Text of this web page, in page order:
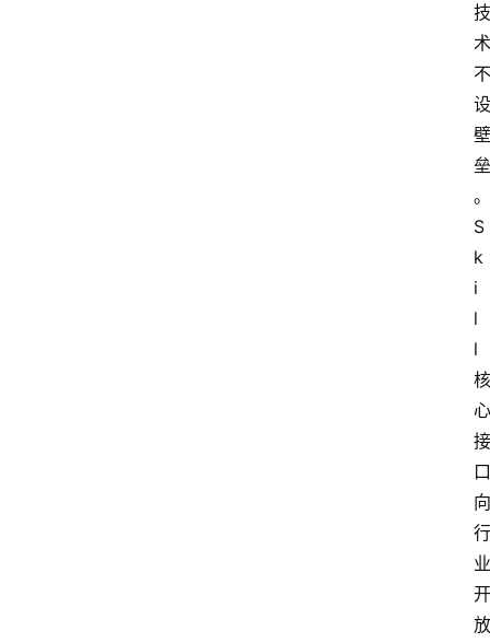
技
术
不
设
壁
垒
。
S
k
i
l
l
核
心
接
口
向
行
业
开
放